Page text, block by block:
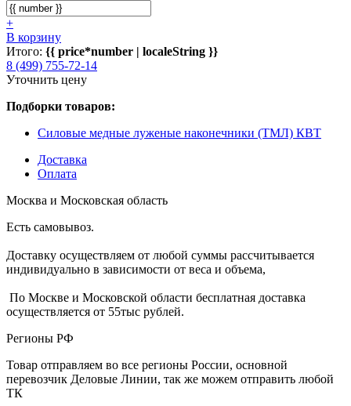
+
В корзину
Итого: {{ price*number | localeString }}
8 (499) 755-72-14
Уточнить цену
Подборки товаров:
Cиловые медные луженые наконечники (ТМЛ) КВТ
Доставка
Оплата
Москва и Московская область
Есть самовывоз.
Доставку осуществляем от любой суммы рассчитывается
индивидуально в зависимости от веса и объема,
По Москве и Московской области бесплатная доставка
осуществляется от 55тыс рублей.
Регионы РФ
Товар отправляем во все регионы России, основной
перевозчик Деловые Линии, так же можем отправить любой
ТК